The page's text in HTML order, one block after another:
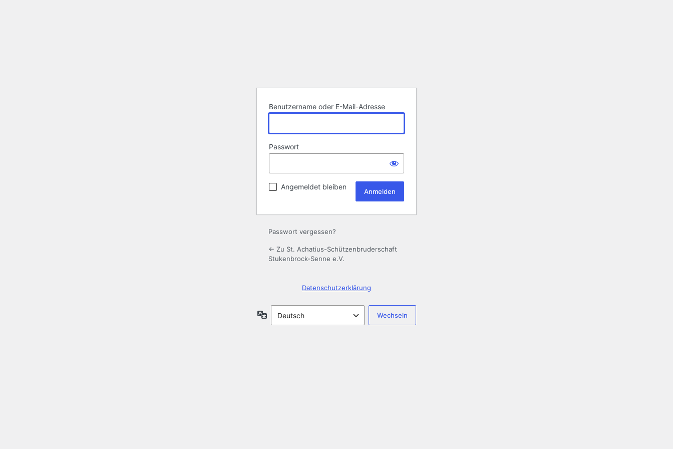
Benutzername oder E-Mail-Adresse
Passwort
Angemeldet bleiben
Passwort vergessen?
← Zu St. Achatius-Schützenbruderschaft
Stukenbrock-Senne e.V.
Datenschutzerklärung
Sprache